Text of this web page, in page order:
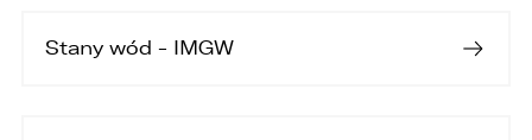
Stany wód - IMGW